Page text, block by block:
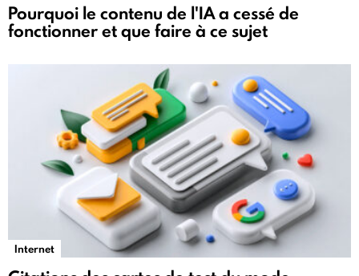
Pourquoi le contenu de l'IA a cessé de
fonctionner et que faire à ce sujet
Internet